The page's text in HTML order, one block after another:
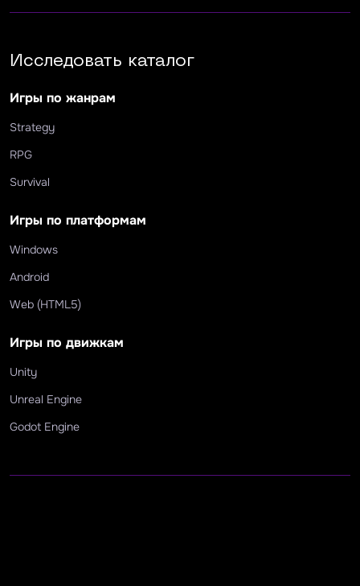
Исследовать каталог
Игры по жанрам
Strategy
RPG
Survival
Игры по платформам
Windows
Android
Web (HTML5)
Игры по движкам
Unity
Unreal Engine
Godot Engine